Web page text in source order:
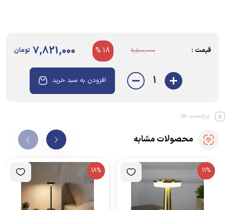
قیمت : 9,500,000
18 %
7,821,000 تومان
1 افزودن به سبد خرید
برچسب ها:
محصولات مشابه
11%
18%